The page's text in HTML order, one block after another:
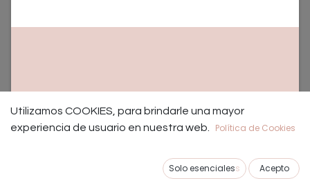
NUESTROS TALLERES EDUCATIVOS Y PLANES CON
NIÑOS EN MADRID.
Utilizamos COOKIES, para brindarle una mayor
experiencia de usuario en nuestra web.
Política de Cookies
Solo esencialess Acepto